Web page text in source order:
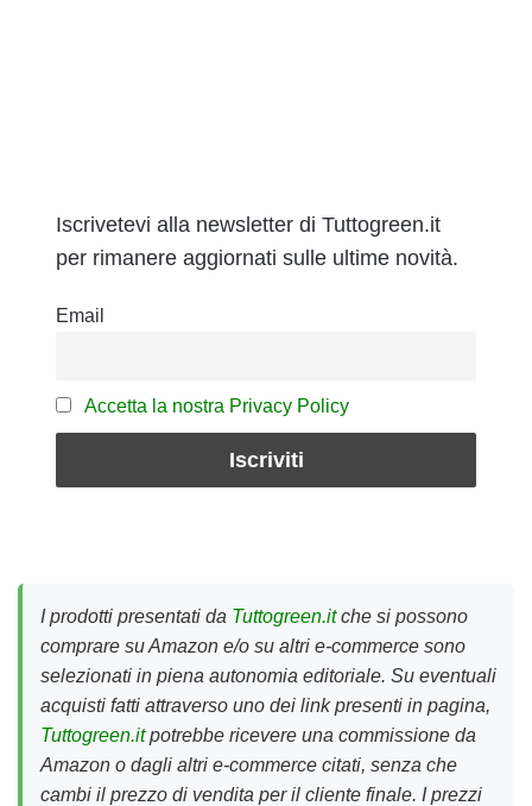
Iscrivetevi alla newsletter di Tuttogreen.it
per rimanere aggiornati sulle ultime novità.
Email
Accetta la nostra Privacy Policy
I prodotti presentati da Tuttogreen.itche si possono
comprare su Amazon e/o su altri e-commerce sono
selezionati in piena autonomia editoriale. Su eventuali
acquisti fatti attraverso uno dei link presenti in pagina,
Tuttogreen.itpotrebbe ricevere una commissione da
Amazon o dagli altri e-commerce citati, senza che
cambi il prezzo di vendita per il cliente finale. I prezzi